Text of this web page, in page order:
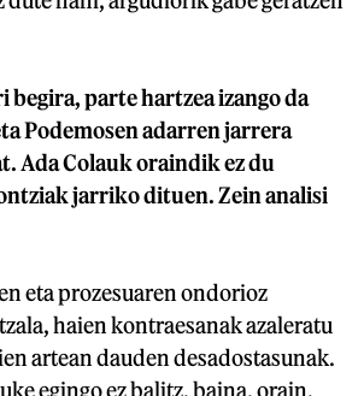
parte hartzea izango da
Podemosen adarren jarrera
Ada Colauk oraindik ez du
jarriko dituen. Zein analisi
eta prozesuaren ondorioz
haien kontraesanak azaleratu
artean dauden desadostasunak.
egingo ez balitz, baina, orain,